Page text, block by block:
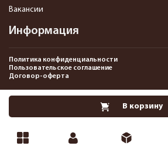
В корзину
Информация
Вакансии
Политика конфиденциальности
Пользовательское соглашение
Договор-оферта
2013-2026 Интернет-магазин пневматики,
Pnevmat24.ru. Все права защищены.©